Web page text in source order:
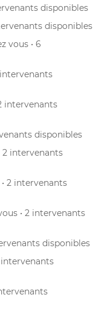
disponibles
disponibles
vous • 6
intervenants
intervenants
disponibles
2 intervenants
• 2 intervenants
• 2 intervenants
disponibles
intervenants